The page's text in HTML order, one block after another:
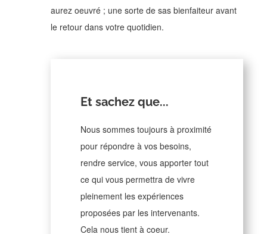
aurez oeuvré ; une sorte de sas bienfaiteur avant
le retour dans votre quotidien.
Et sachez que...
Nous sommes toujours à proximité
pour répondre à vos besoins,
rendre service, vous apporter tout
ce qui vous permettra de vivre
pleinement les expériences
proposées par les intervenants.
Cela nous tient à coeur.